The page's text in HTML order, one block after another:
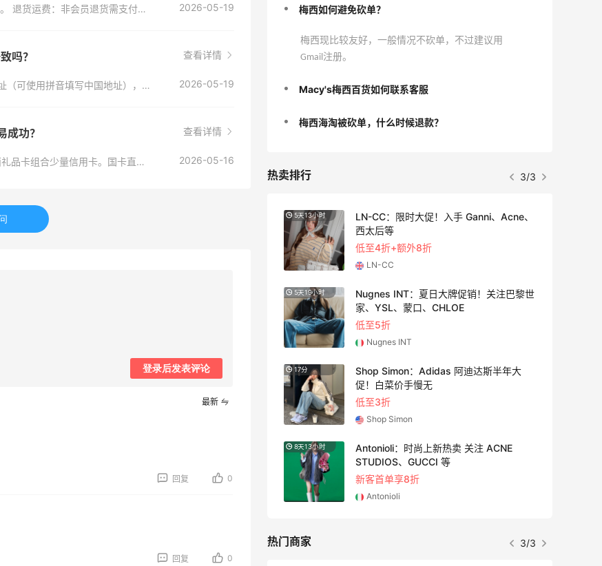
退货期限：下单后30天内可退货，商品须保持原状。 退货运费：非会员退货需支付$9.99退货运费，从退款中扣除；Star Rewards会员可享免费退货。 退款时间：梅西收到退货后约10个工作日内完成退款。 2026-05-19
吗？ 查看详情
尽量保持一致。账单地址填写真实的信用卡账单地址（可使用拼音填写中国地址），收货地址填写转运地址。两者不一致时砍单风险更高。另外，注册账号时的名字、电话和收货地址的名字电话也要保持一致。 2026-05-19
功？ 查看详情
美区PayPal + 美私地址成功率最高；其次可用梅西礼品卡组合少量信用卡。国卡直刷砍单率极高，不建议。 2026-05-16
登录后发表评论
最新
回复 0
回复 0
梅西如何避免砍单？
梅西现比较友好，一般情况不砍单，不过建议用
Gmail注册。
Macy's梅西百货如何联系客服
梅西海淘被砍单，什么时候退款？
热卖排行 1/3
Shop Simon：Adidas 阿迪达斯半年大
25天13小时
Diesel AU：时尚热卖！网站定价优势 入
手包袋、服饰等
低至5折
Diesel AU
10天13小时
Eraldo：折扣区服饰鞋包清仓 选购巴黎世
家、Toteme、西太后等
低至5折
Eraldo
4天1小时
Bloomingdales：时尚热卖！入手珑骧、
Tory Burch、拉夫劳伦等
每满$100返$25礼卡
Bloomingdales
1天1小时
Maje US：限时闪促！入手明星同款服饰
精选低至2折
热门商家 1/3